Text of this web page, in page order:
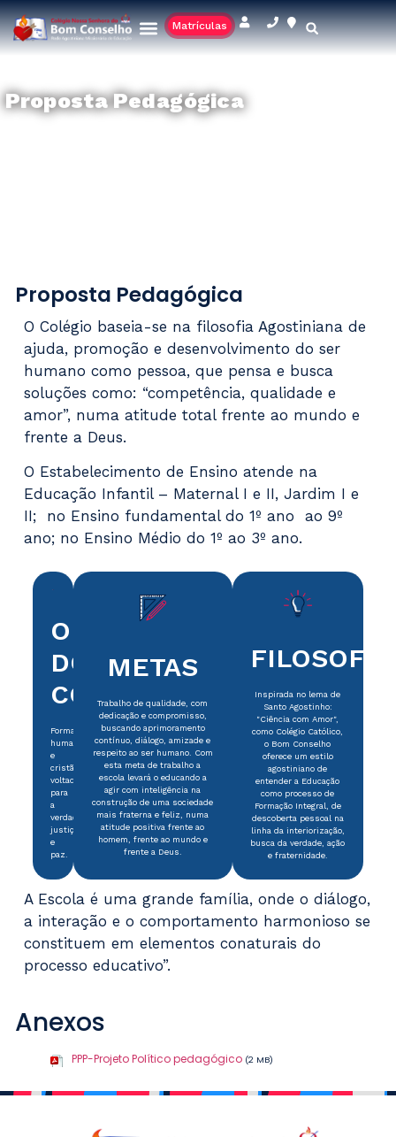
Matrículas
Proposta Pedagógica
Proposta Pedagógica
O Colégio baseia-se na filosofia Agostiniana de
ajuda, promoção e desenvolvimento do ser
humano como pessoa, que pensa e busca
soluções como: “competência, qualidade e
amor”, numa atitude total frente ao mundo e
frente a Deus.
O Estabelecimento de Ensino atende na
Educação Infantil – Maternal I e II, Jardim I e
II; no Ensino fundamental do 1º ano ao 9º
ano; no Ensino Médio do 1º ao 3º ano.
OBJETIVOS
DO
COLÉGIO
Formação
humana
e
cristã,
voltada
para
a
verdade,
justiça
e
paz.
METAS
Trabalho de qualidade, com
dedicação e compromisso,
buscando aprimoramento
contínuo, diálogo, amizade e
respeito ao ser humano. Com
esta meta de trabalho a
escola levará o educando a
agir com inteligência na
construção de uma sociedade
mais fraterna e feliz, numa
atitude positiva frente ao
homem, frente ao mundo e
frente a Deus.
Inspirada no lema de
Santo Agostinho:
"Ciência com Amor",
como Colégio Católico,
o Bom Conselho
oferece um estilo
agostiniano de
entender a Educação
como processo de
Formação Integral, de
descoberta pessoal na
linha da interiorização,
busca da verdade, ação
e fraternidade.
A Escola é uma grande família, onde o diálogo,
a interação e o comportamento harmonioso se
constituem em elementos conaturais do
processo educativo”.
Anexos
PPP-Projeto Político pedagógico (2 MB)